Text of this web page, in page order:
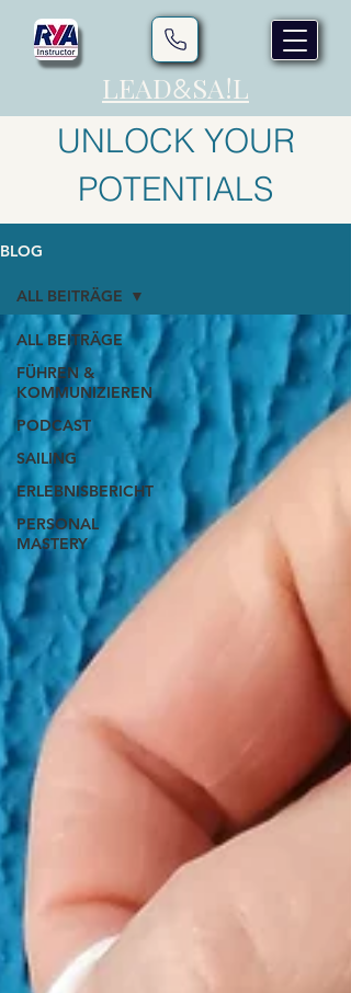
LEAD&SA!L
UNLOCK YOUR
POTENTIALS
BLOG
ALL BEITRÄGE
FÜHREN &
KOMMUNIZIEREN
PODCAST
SAILING
ERLEBNISBERICHT
PERSONAL
MASTERY
ALL BEITRÄGE